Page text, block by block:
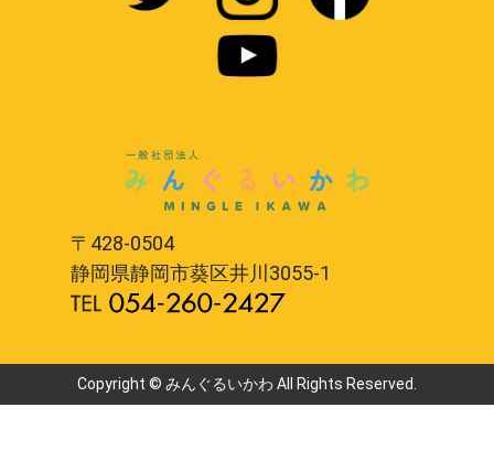
〒428-0504
静岡県静岡市葵区井川3055-1
Copyright © みんぐるいかわ All Rights Reserved.